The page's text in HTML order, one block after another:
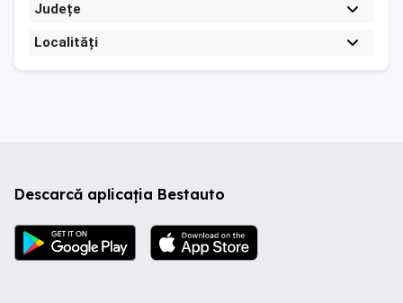
Județe
Localități
Descarcă aplicația Bestauto